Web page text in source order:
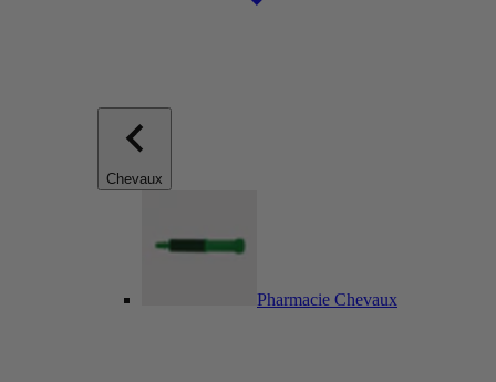
Chevaux
Pharmacie Chevaux